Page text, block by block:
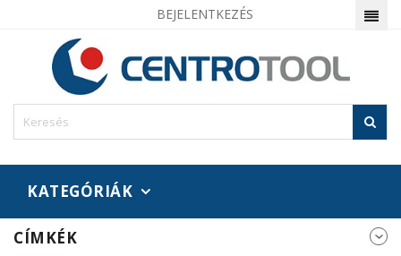
BEJELENTKEZÉS
KATEGÓRIÁK
CÍMKÉK